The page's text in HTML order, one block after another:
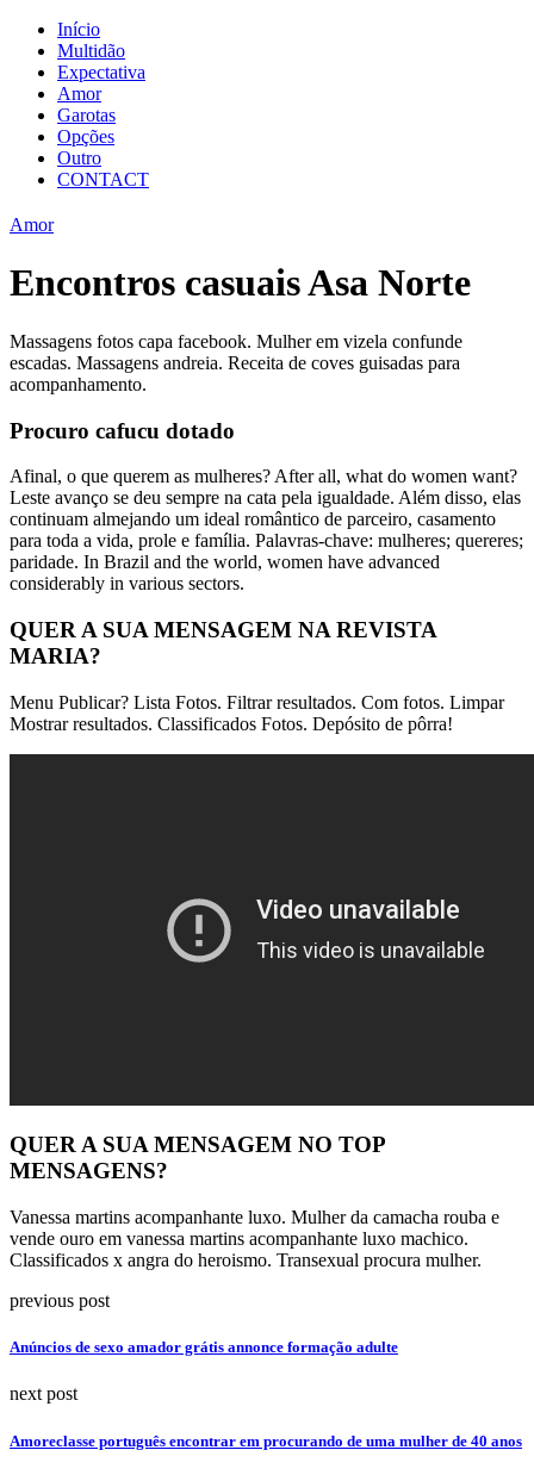
Início
Multidão
Expectativa
Amor
Garotas
Opções
Outro
CONTACT
Amor
Encontros casuais Asa Norte
Massagens fotos capa facebook. Mulher em vizela confunde
escadas. Massagens andreia. Receita de coves guisadas para
acompanhamento.
Procuro cafucu dotado
Afinal, o que querem as mulheres? After all, what do women want?
Leste avanço se deu sempre na cata pela igualdade. Além disso, elas
continuam almejando um ideal romântico de parceiro, casamento
para toda a vida, prole e família. Palavras-chave: mulheres; quereres;
paridade. In Brazil and the world, women have advanced
considerably in various sectors.
QUER A SUA MENSAGEM NA REVISTA
MARIA?
Menu Publicar? Lista Fotos. Filtrar resultados. Com fotos. Limpar
Mostrar resultados. Classificados Fotos. Depósito de pôrra!
QUER A SUA MENSAGEM NO TOP
MENSAGENS?
Vanessa martins acompanhante luxo. Mulher da camacha rouba e
vende ouro em vanessa martins acompanhante luxo machico.
Classificados x angra do heroismo. Transexual procura mulher.
previous post
Anúncios de sexo amador grátis annonce formação adulte
next post
Amoreclasse português encontrar em procurando de uma mulher de 40 anos